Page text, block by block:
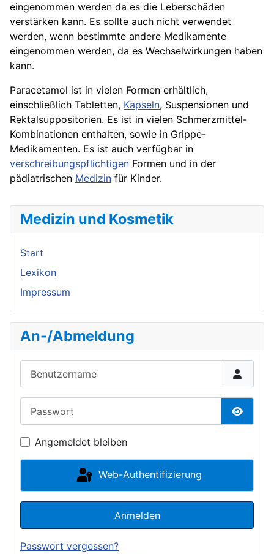
eingenommen werden da es die Leberschäden
verstärken kann. Es sollte auch nicht verwendet
werden, wenn bestimmte andere Medikamente
eingenommen werden, da es Wechselwirkungen haben
kann.
Paracetamol ist in vielen Formen erhältlich,
einschließlich Tabletten, Kapseln, Suspensionen und
Rektalsuppositorien. Es ist in vielen Schmerzmittel-
Kombinationen enthalten, sowie in Grippe-
Medikamenten. Es ist auch verfügbar in
verschreibungspflichtigen Formen und in der
pädiatrischen Medizin für Kinder.
Medizin und Kosmetik
Start
Lexikon
Impressum
An-/Abmeldung
Angemeldet bleiben
Web-Authentifizierung
Anmelden
Passwort vergessen?